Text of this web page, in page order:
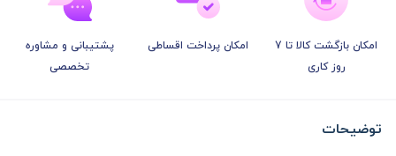
امکان بازگشت کالا تا 7
روز کاری
امکان پرداخت اقساطی
پشتیبانی و مشاوره
تخصصی
توضیحات